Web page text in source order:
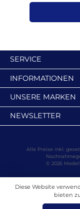
SERVICE
INFORMATIONEN
UNSERE MARKEN
NEWSLETTER
Alle Preise inkl.
© 2026
Diese Website
bieten